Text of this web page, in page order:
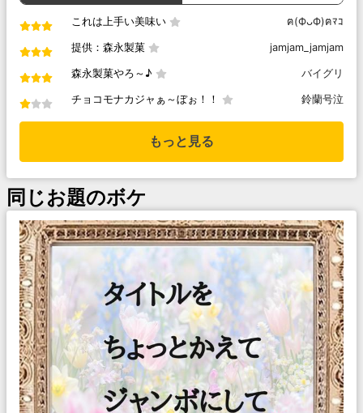
これは上手い美味い ฅ(ФᴗФ)ฅﾏｺ
提供：森永製菓 jamjam_jamjam
森永製菓やろ～♪ バイグリ
チョコモナカジャぁ～ぼぉ！！ 鈴蘭号泣
もっと見る
同じお題のボケ